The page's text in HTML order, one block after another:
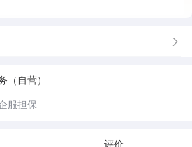
及时向客户反馈各个环节的办理进度，让客
（自营）
服担保
评价